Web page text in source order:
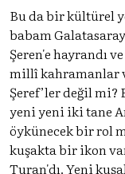
Bu da bir kültürel
babam
Şeren'e hayrandı
millî kahramanlar
Şeref’ler değil
yeni yeni iki tane
öykünecek bir rol
kuşakta bir ikon
Turan'dı. Yeni